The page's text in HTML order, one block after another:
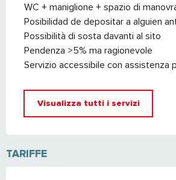
WC + maniglione + spazio di
Posibilidad de depositar a alguien
Possibilità di sosta davanti al sito
Pendenza >5% ma ragionevole
Servizio accessibile con assistenza
Visualizza tutti i servizi
TARIFFE